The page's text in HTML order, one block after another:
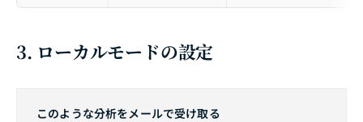
3. ローカルモードの設定
このような分析をメールで受け取る